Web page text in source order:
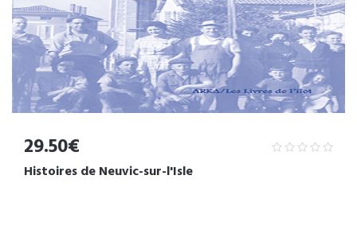
29.50€
Histoires de Neuvic-sur-l'Isle